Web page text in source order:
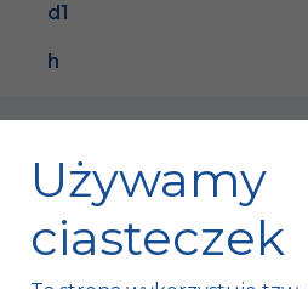
d1
h
Używamy
ciasteczek